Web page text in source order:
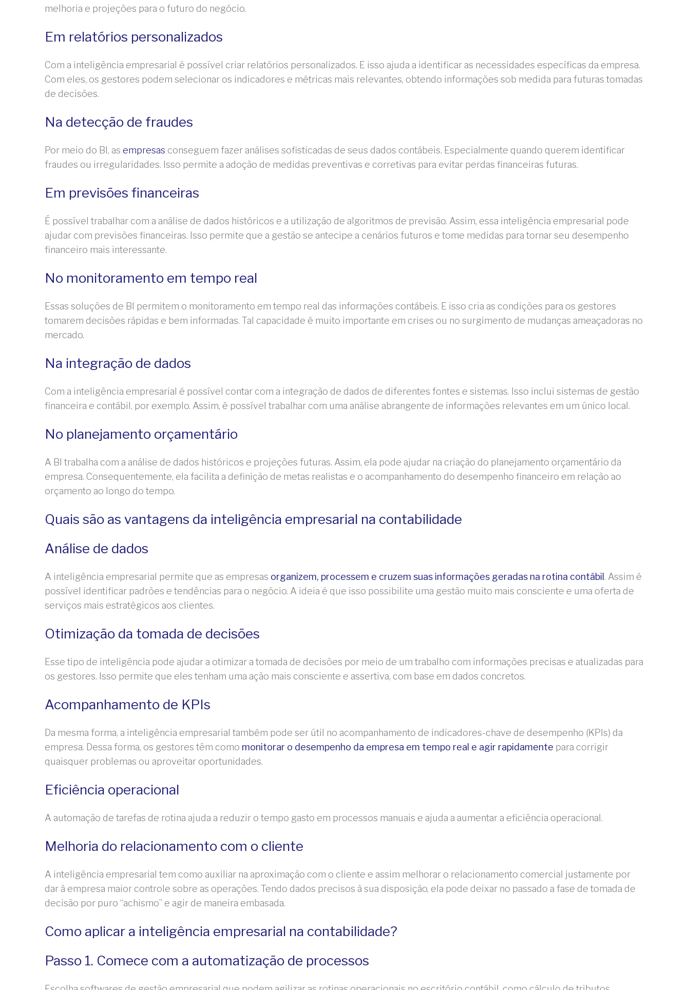
melhoria e projeções para o futuro do negócio.
Em relatórios personalizados
Com a inteligência empresarial é possível criar relatórios personalizados. E isso ajuda a identificar as necessidades específicas da empresa.
Com eles, os gestores podem selecionar os indicadores e métricas mais relevantes, obtendo informações sob medida para futuras tomadas
de decisões.
Na detecção de fraudes
Por meio do BI, as empresas conseguem fazer análises sofisticadas de seus dados contábeis. Especialmente quando querem identificar
fraudes ou irregularidades. Isso permite a adoção de medidas preventivas e corretivas para evitar perdas financeiras futuras.
Em previsões financeiras
É possível trabalhar com a análise de dados históricos e a utilização de algoritmos de previsão. Assim, essa inteligência empresarial pode
ajudar com previsões financeiras. Isso permite que a gestão se antecipe a cenários futuros e tome medidas para tornar seu desempenho
financeiro mais interessante.
No monitoramento em tempo real
Essas soluções de BI permitem o monitoramento em tempo real das informações contábeis. E isso cria as condições para os gestores
tomarem decisões rápidas e bem informadas. Tal capacidade é muito importante em crises ou no surgimento de mudanças ameaçadoras no
mercado.
Na integração de dados
Com a inteligência empresarial é possível contar com a integração de dados de diferentes fontes e sistemas. Isso inclui sistemas de gestão
financeira e contábil, por exemplo. Assim, é possível trabalhar com uma análise abrangente de informações relevantes em um único local.
No planejamento orçamentário
A BI trabalha com a análise de dados históricos e projeções futuras. Assim, ela pode ajudar na criação do planejamento orçamentário da
empresa. Consequentemente, ela facilita a definição de metas realistas e o acompanhamento do desempenho financeiro em relação ao
orçamento ao longo do tempo.
Quais são as vantagens da inteligência empresarial na contabilidade
Análise de dados
A inteligência empresarial permite que as empresas organizem, processem e cruzem suas informações geradas na rotina contábil . Assim é
possível identificar padrões e tendências para o negócio. A ideia é que isso possibilite uma gestão muito mais consciente e uma oferta de
serviços mais estratégicos aos clientes.
Otimização da tomada de decisões
Esse tipo de inteligência pode ajudar a otimizar a tomada de decisões por meio de um trabalho com informações precisas e atualizadas para
os gestores. Isso permite que eles tenham uma ação mais consciente e assertiva, com base em dados concretos.
Acompanhamento de KPIs
Da mesma forma, a inteligência empresarial também pode ser útil no acompanhamento de indicadores-chave de desempenho (KPIs) da
empresa. Dessa forma, os gestores têm como monitorar o desempenho da empresa em tempo real e agir rapidamente para corrigir
quaisquer problemas ou aproveitar oportunidades.
Eficiência operacional
A automação de tarefas de rotina ajuda a reduzir o tempo gasto em processos manuais e ajuda a aumentar a eficiência operacional.
Melhoria do relacionamento com o cliente
A inteligência empresarial tem como auxiliar na aproximação com o cliente e assim melhorar o relacionamento comercial justamente por
dar à empresa maior controle sobre as operações. Tendo dados precisos à sua disposição, ela pode deixar no passado a fase de tomada de
decisão por puro “achismo” e agir de maneira embasada.
Como aplicar a inteligência empresarial na contabilidade?
Passo 1. Comece com a automatização de processos